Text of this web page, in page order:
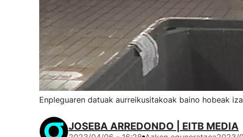
Enpleguaren datuak aurreikusitakoak baino hobeak
JOSEBA ARREDONDO | EITB MEDIA